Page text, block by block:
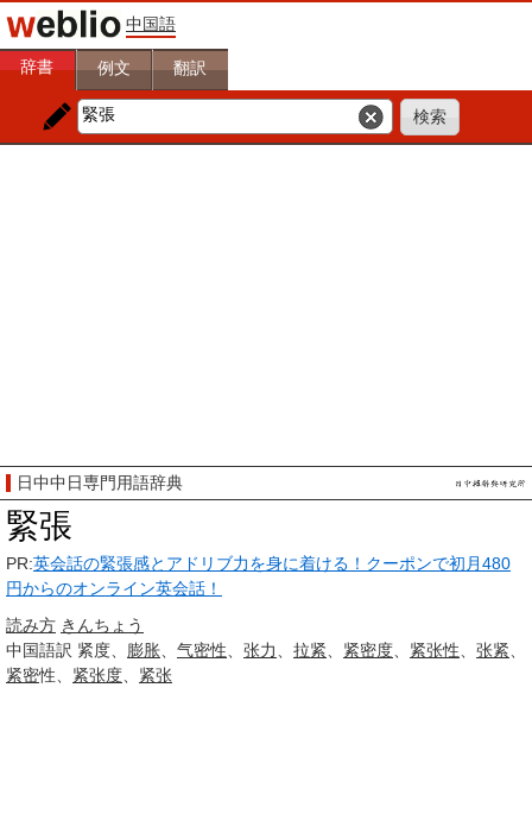
中国語
辞書 例文 翻訳
日中中日専門用語辞典
緊張
PR:英会話の緊張感とアドリブ力を身に着ける！クーポンで初月480
円からのオンライン英会話！
読み方 きんちょう
中国語訳 紧度、 膨胀 气密性 张力 拉紧 紧密度 紧张性 张紧
紧密性、 紧张度 紧张